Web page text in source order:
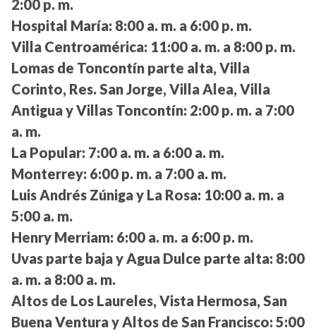
2:00 p. m.
Hospital María: 8:00 a. m. a 6:00 p. m.
Villa Centroamérica: 11:00 a. m. a 8:00 p. m.
Lomas de Toncontín parte alta, Villa
Corinto, Res. San Jorge, Villa Alea, Villa
Antigua y Villas Toncontín: 2:00 p. m. a 7:00
a. m.
La Popular: 7:00 a. m. a 6:00 a. m.
Monterrey: 6:00 p. m. a 7:00 a. m.
Luis Andrés Zúniga y La Rosa: 10:00 a. m. a
5:00 a. m.
Henry Merriam: 6:00 a. m. a 6:00 p. m.
Uvas parte baja y Agua Dulce parte alta: 8:00
a. m. a 8:00 a. m.
Altos de Los Laureles, Vista Hermosa, San
Buena Ventura y Altos de San Francisco: 5:00